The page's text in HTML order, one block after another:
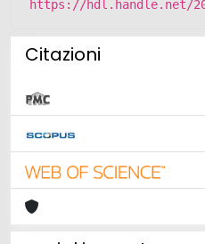
https://hdl.handle.net/
Citazioni